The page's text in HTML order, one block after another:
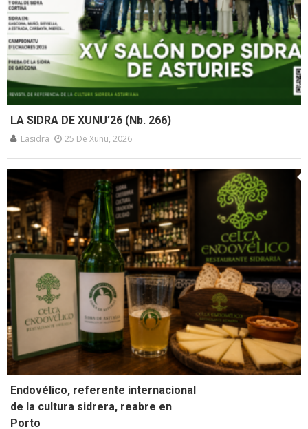
LA SIDRA DE XUNU’26 (Nb. 266)
Lasidra 25 De Xunu, 2026
Endovélico, referente internacional
de la cultura sidrera, reabre en
Porto